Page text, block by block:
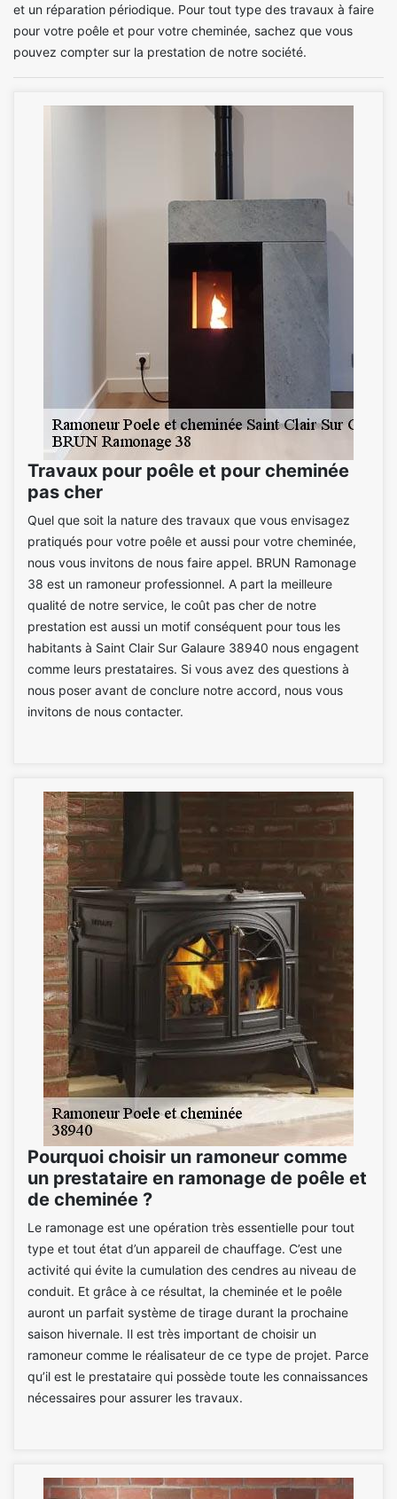
et un réparation périodique. Pour tout type des travaux à faire
pour votre poêle et pour votre cheminée, sachez que vous
pouvez compter sur la prestation de notre société.
Travaux pour poêle et pour cheminée
pas cher
Quel que soit la nature des travaux que vous envisagez
pratiqués pour votre poêle et aussi pour votre cheminée,
nous vous invitons de nous faire appel. BRUN Ramonage
38 est un ramoneur professionnel. A part la meilleure
qualité de notre service, le coût pas cher de notre
prestation est aussi un motif conséquent pour tous les
habitants à Saint Clair Sur Galaure 38940 nous engagent
comme leurs prestataires. Si vous avez des questions à
nous poser avant de conclure notre accord, nous vous
invitons de nous contacter.
Pourquoi choisir un ramoneur comme
un prestataire en ramonage de poêle et
de cheminée ?
Le ramonage est une opération très essentielle pour tout
type et tout état d’un appareil de chauffage. C’est une
activité qui évite la cumulation des cendres au niveau de
conduit. Et grâce à ce résultat, la cheminée et le poêle
auront un parfait système de tirage durant la prochaine
saison hivernale. Il est très important de choisir un
ramoneur comme le réalisateur de ce type de projet. Parce
qu’il est le prestataire qui possède toute les connaissances
nécessaires pour assurer les travaux.